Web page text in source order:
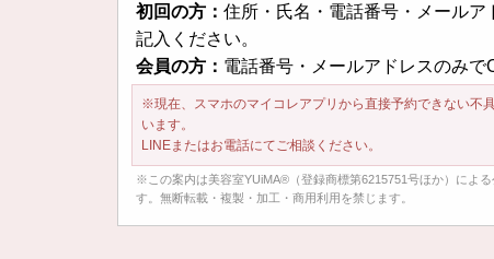
初回の方： 住所・氏名・電話番号・メールア
記入ください。
会員の方： 電話番号・メールアドレスのみで
※現在、スマホのマイコレアプリから直接予約できない不
います。
LINEまたはお電話にてご相談ください。
※この案内は美容室YUiMA®︎（登録商標第6215751号ほか）によ
す。無断転載・複製・加工・商用利用を禁じます。